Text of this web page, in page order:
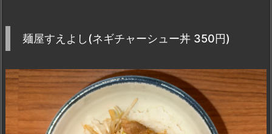
麺屋すえよし(ネギチャーシュー丼 350円)